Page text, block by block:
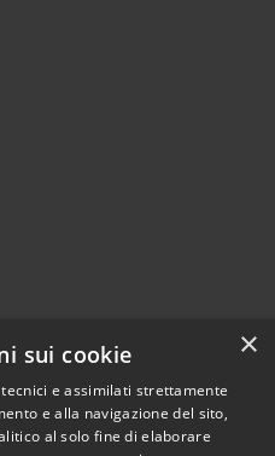
×
sui cookie
e assimilati strettamente
e alla navigazione del sito,
al solo fine di elaborare